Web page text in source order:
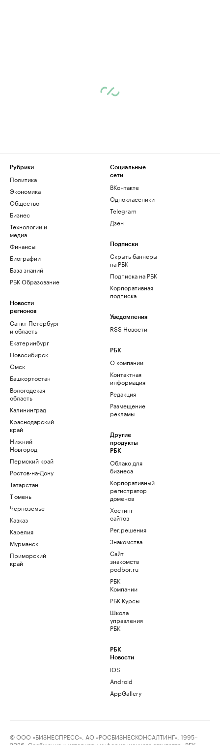
Рубрики
Политика
Экономика
Общество
Бизнес
Технологии и
медиа
Финансы
Биографии
База знаний
РБК Образование
Новости
регионов
Санкт-Петербург
и область
Екатеринбург
Новосибирск
Омск
Башкортостан
Вологодская
область
Калининград
Краснодарский
край
Нижний
Новгород
Пермский край
Ростов-на-Дону
Татарстан
Тюмень
Черноземье
Кавказ
Карелия
Мурманск
Приморский
край
Социальные
сети
ВКонтакте
Одноклассники
Telegram
Дзен
Подписки
Скрыть баннеры
на РБК
Подписка на РБК
Корпоративная
подписка
Уведомления
RSS Новости
РБК
О компании
Контактная
информация
Редакция
Размещение
рекламы
Другие
продукты
РБК
Облако для
бизнеса
Корпоративный
регистратор
доменов
Хостинг
сайтов
Рег.решения
Знакомства
Сайт
знакомств
podbor.ru
РБК
Компании
РБК Курсы
Школа
управления
РБК
РБК
Новости
iOS
Android
AppGallery
© ООО «БИЗНЕСПРЕСС», АО «РОСБИЗНЕСКОНСАЛТИНГ», 1995–